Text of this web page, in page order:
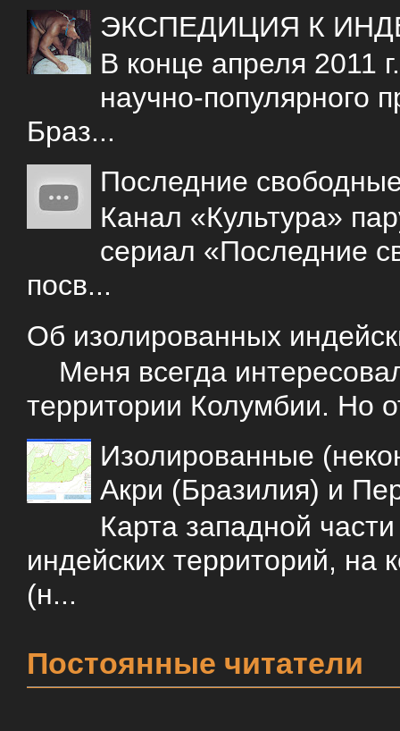
ЭКСПЕДИЦИЯ К
В конце апреля 2011
научно-популярного
Браз...
Последние
Канал «Культура»
сериал «Последние
посв...
Об изолированных
Меня всегда
территории Колумбии. Но
Изолированные
Акри (Бразилия) и
Карта западной
индейских территорий, на
(н...
Постоянные читатели